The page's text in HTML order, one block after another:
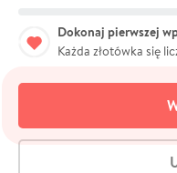
Dokonaj pierwszej
Każda złotówka się